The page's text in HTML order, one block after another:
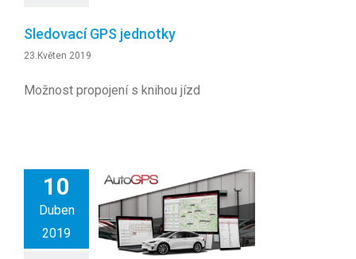
Sledovací GPS jednotky
23.Květen 2019
Možnost propojení s knihou jízd
10
Duben
2019